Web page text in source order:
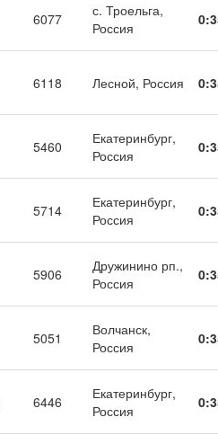
6077
с. Троельга,
Россия
6118 Лесной, Россия
5460
Екатеринбург,
Россия
5714
Екатеринбург,
Россия
5906
Дружинино рп.,
Россия
5051
Волчанск,
Россия
6446
Екатеринбург,
Россия